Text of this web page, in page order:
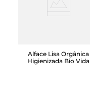
Alface Lisa Orgânica
Higienizada Bio Vida